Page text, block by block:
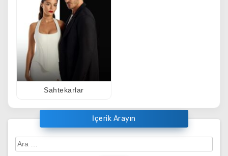
Sahtekarlar
İçerik Arayın
Arama: